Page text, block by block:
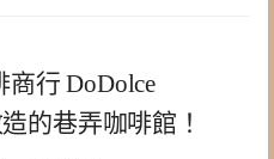
行 DoDolce
的巷弄咖啡館！